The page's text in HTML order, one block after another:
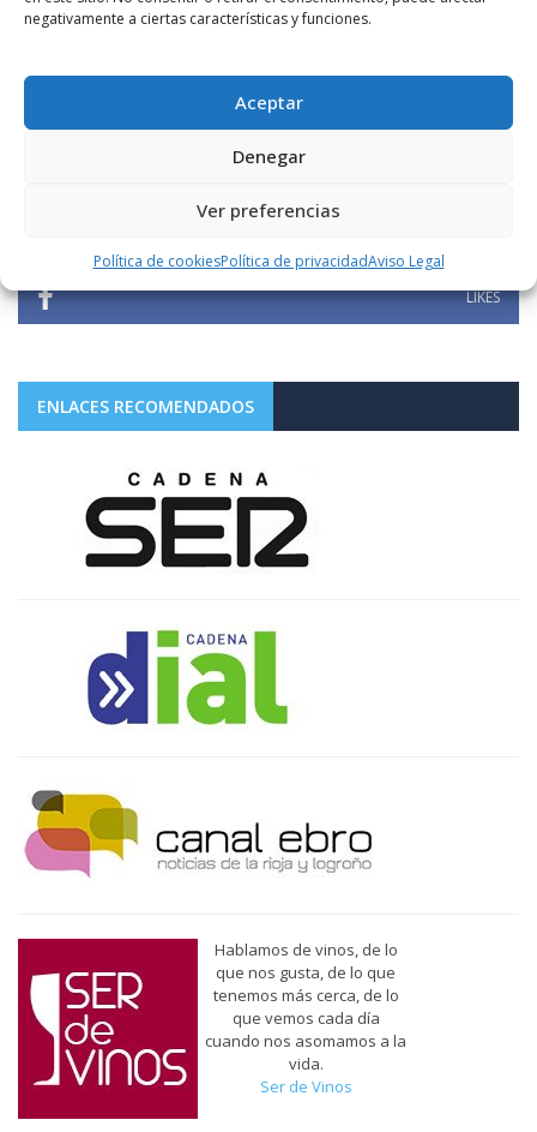
negativamente a ciertas características y funciones.
Aceptar
Denegar
Ver preferencias
Política de cookiesPolítica de privacidadAviso Legal
SÍGUENOS
LIKES
ENLACES RECOMENDADOS
Hablamos de vinos, de lo
que nos gusta, de lo que
tenemos más cerca, de lo
que vemos cada día
cuando nos asomamos a la
vida.
Ser de Vinos